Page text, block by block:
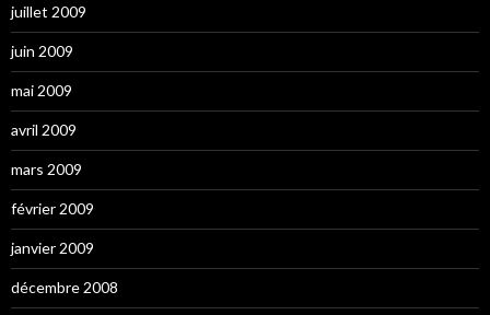
juillet 2009
juin 2009
mai 2009
avril 2009
mars 2009
février 2009
janvier 2009
décembre 2008